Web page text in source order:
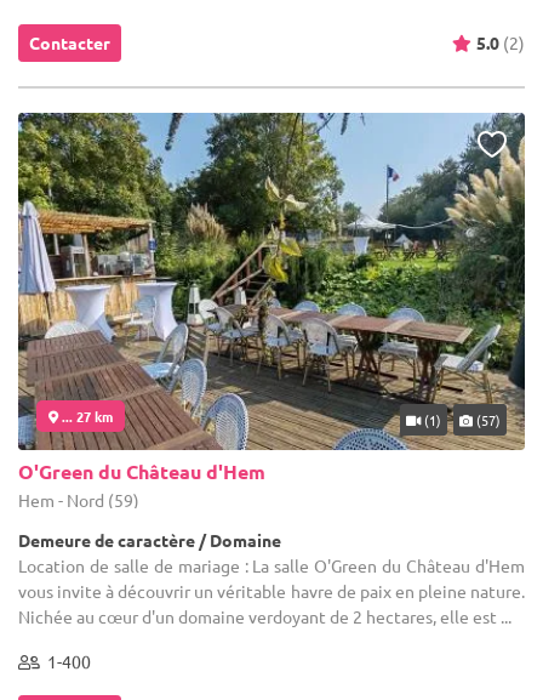
Contacter 5.0 (2)
... 27 km (1) (57)
O'Green du Château d'Hem
Hem - Nord (59)
Demeure de caractère / Domaine
Location de salle de mariage : La salle O'Green du Château d'Hem
vous invite à découvrir un véritable havre de paix en pleine nature.
Nichée au cœur d'un domaine verdoyant de 2 hectares, elle est ...
1-400